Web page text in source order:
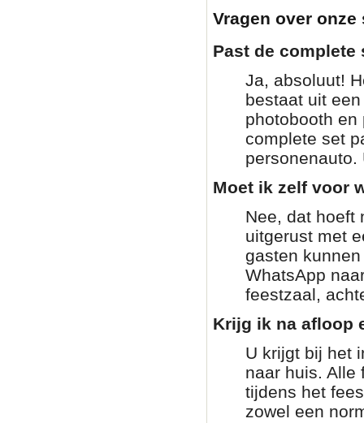
Vragen over onze
Past de complete
Ja, absoluut!
bestaat uit
photobooth en
complete set
personenauto.
Moet ik zelf voor
Nee, dat hoeft
uitgerust met
gasten
WhatsApp
feestzaal,
Krijg ik na afloop
U krijgt bij het
naar huis. Alle
tijdens het
zowel een